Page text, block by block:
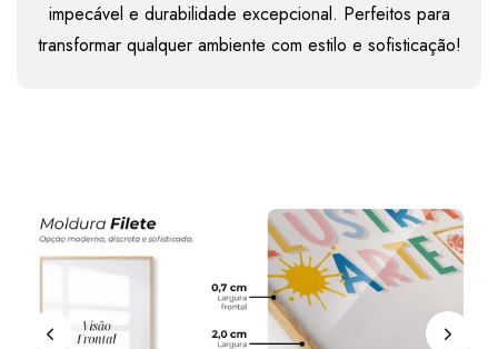
impecável e durabilidade excepcional. Perfeitos para
transformar qualquer ambiente com estilo e sofisticação!